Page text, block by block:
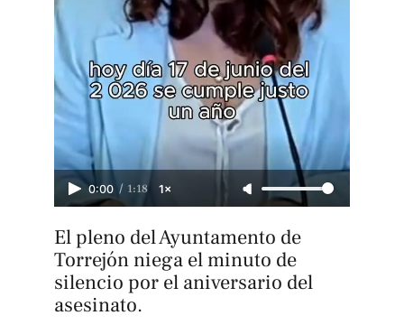
0:00 / 1:18 1×
El pleno del Ayuntamento de
Torrejón niega el minuto de
silencio por el aniversario del
asesinato.